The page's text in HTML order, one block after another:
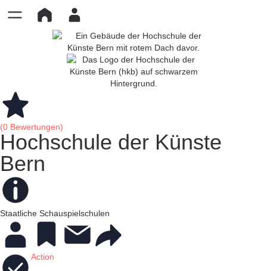
(0 Bewertungen)
Hochschule der Künste
Bern
Staatliche Schauspielschulen
Action